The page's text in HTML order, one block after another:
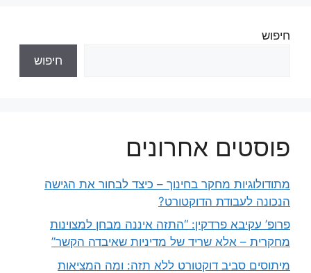
חיפוש
חיפוש
פוסטים אחרונים
מתודולוגיות מחקר בחינוך – כיצד לבחור את הגישה
הנכונה לעבודת הדוקטורט?
פרופ’ עקיבא פרדקין: “התזה איננה מבחן למצוינות
מחקרית – אלא שריד של מדיניות שאיבדה הקשר”
מיתוסים סביב דוקטורט ללא תזה: ומה המציאות